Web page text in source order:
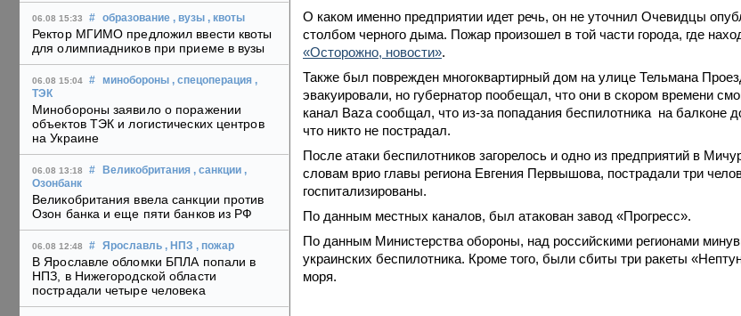
06.08 15:33 # образование , вузы , квоты
Ректор МГИМО предложил ввести квоты
для олимпиадников при приеме в вузы
06.08 15:04 # минобороны , спецоперация ,
ТЭК
Минобороны заявило о поражении
объектов ТЭК и логистических центров
на Украине
06.08 13:18 # Великобритания , санкции ,
Озонбанк
Великобритания ввела санкции против
Озон банка и еще пяти банков из РФ
06.08 12:48 # Ярославль , НПЗ , пожар
В Ярославле обломки БПЛА попали в
НПЗ, в Нижегородской области
пострадали четыре человека
О каком именно предприятии идет речь, он не уточнил Очевидцы
столбом черного дыма. Пожар произошел в той части города, где
«Осторожно, новости».
Также был поврежден многоквартирный дом на улице Тельмана
эвакуировали, но губернатор пообещал, что они в скором времени
канал Baza сообщал, что из-за попадания беспилотника на балконе
что никто не пострадал.
После атаки беспилотников загорелось и одно из предприятий в
словам врио главы региона Евгения Первышова, пострадали три
госпитализированы.
По данным местных каналов, был атакован завод «Прогресс».
По данным Министерства обороны, над российскими регионами
украинских беспилотника. Кроме того, были сбиты три ракеты
моря.